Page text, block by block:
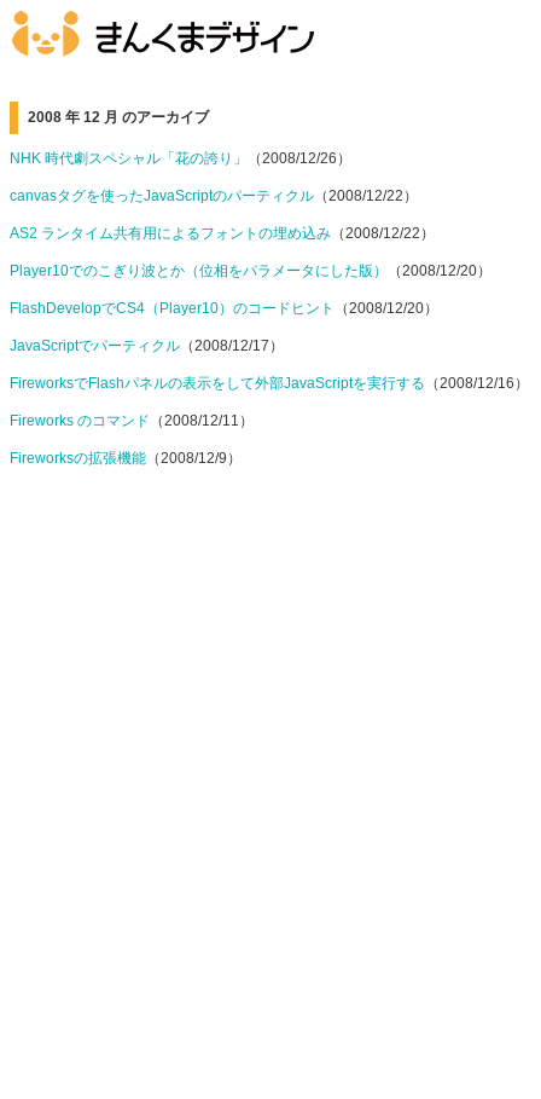
2008 年 12 月 のアーカイブ
NHK 時代劇スペシャル「花の誇り」 （2008/12/26）
canvasタグを使ったJavaScriptのパーティクル （2008/12/22）
AS2 ランタイム共有用によるフォントの埋め込み （2008/12/22）
Player10でのこぎり波とか（位相をパラメータにした版） （2008/12/20）
FlashDevelopでCS4（Player10）のコードヒント （2008/12/20）
JavaScriptでパーティクル （2008/12/17）
FireworksでFlashパネルの表示をして外部JavaScriptを実行する （2008/12/16）
Fireworks のコマンド （2008/12/11）
Fireworksの拡張機能 （2008/12/9）